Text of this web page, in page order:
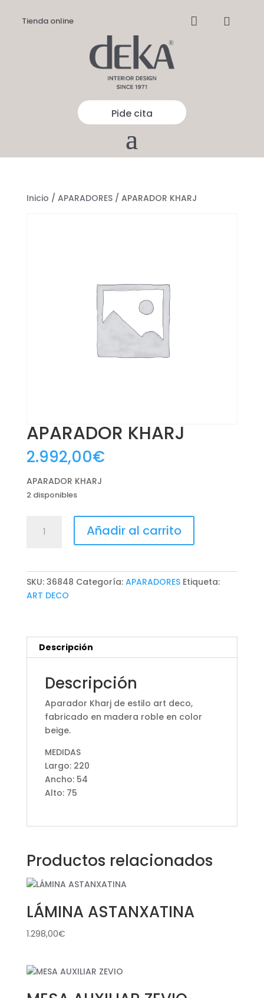
Tienda online  
Pide cita
Inicio / APARADORES/ APARADOR KHARJ
APARADOR KHARJ
2.992,00€
APARADOR KHARJ
2 disponibles
KHARJ
Añadir al carrito
SKU: 36848 Categoría: APARADORES Etiqueta:
ART DECO
Descripción
Descripción
Aparador Kharj de estilo art deco,
fabricado en madera roble en color
beige.
MEDIDAS
Largo: 220
Ancho: 54
Alto: 75
Productos relacionados
LÁMINA ASTANXATINA
1.298,00€